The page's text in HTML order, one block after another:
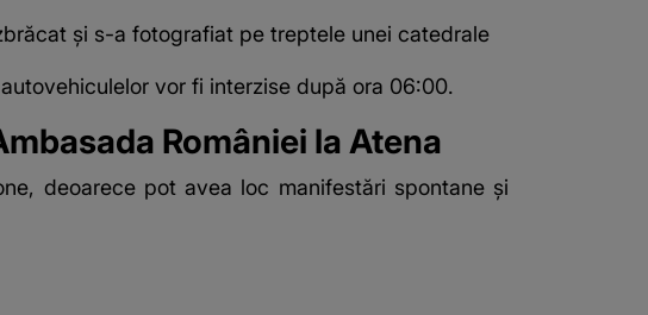
și s-a fotografiat pe treptele unei catedrale
vor fi interzise după ora 06:00.
României la Atena
deoarece pot avea loc manifestări spontane şi